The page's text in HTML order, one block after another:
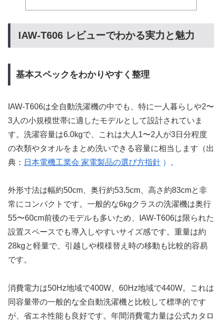
IAW-T606 レビューでわかる実力と魅力
基本スペックをわかりやすく整理
IAW-T606は全自動洗濯機の中でも、特に一人暮らしや2〜
3人の小規模世帯に適したモデルとして設計されていま
す。洗濯容量は6.0kgで、これは大人1〜2人が3日分程度
の衣類やタオルをまとめ洗いできる容量に相当します（出
典： 日本電機工業会 家電製品の選び方指針 ）。
外形寸法は幅約50cm、奥行約53.5cm、高さ約83cmと非
常にコンパクトです。一般的な6kgクラスの洗濯機は奥行
55〜60cm前後のモデルも多いため、IAW-T606は限られた
設置スペースでも導入しやすいサイズ感です。重量は約
28kgと軽量で、引越しや模様替え時の移動も比較的容易
です。
消費電力は50Hz地域で400W、60Hz地域で440W。これは
同容量帯の一般的な全自動洗濯機と比較して標準的です
が、省エネ性能も良好です。年間消費電力量は公式カタロ